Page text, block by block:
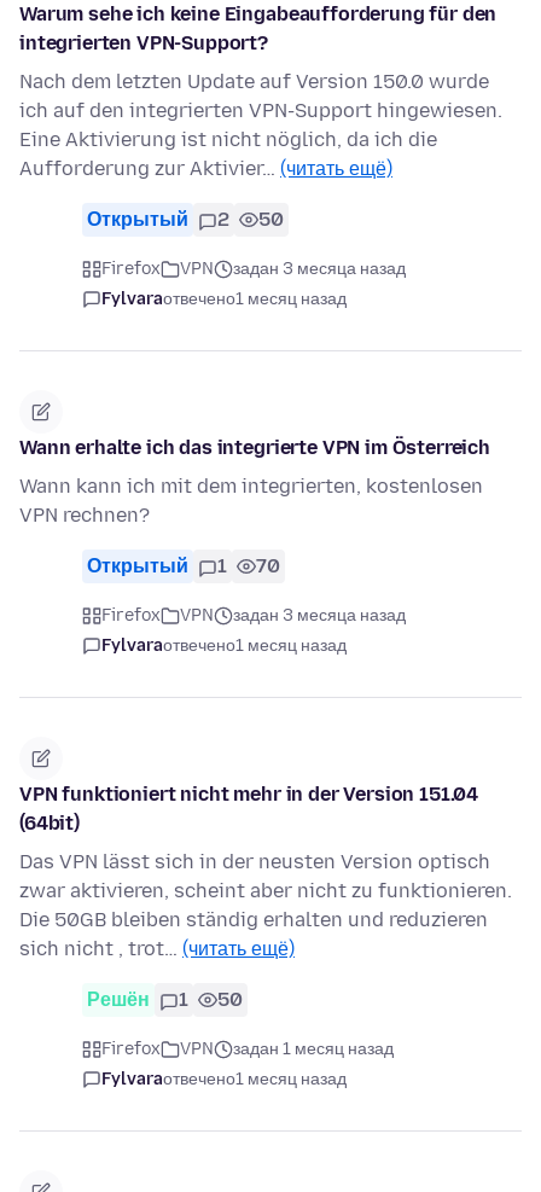
Warum sehe ich keine Eingabeaufforderung für den
integrierten VPN-Support?
Nach dem letzten Update auf Version 150.0 wurde
ich auf den integrierten VPN-Support hingewiesen.
Eine Aktivierung ist nicht nöglich, da ich die
Aufforderung zur Aktivier… (читать ещё)
Открытый 2 50
Firefox VPN
задан 3 месяца назад
Fylvaraотвечено1 месяц назад
Wann erhalte ich das integrierte VPN im Österreich
Wann kann ich mit dem integrierten, kostenlosen
VPN rechnen?
Открытый 1 70
Firefox VPN
задан 3 месяца назад
Fylvaraотвечено1 месяц назад
VPN funktioniert nicht mehr in der Version 151.04
(64bit)
Das VPN lässt sich in der neusten Version optisch
zwar aktivieren, scheint aber nicht zu funktionieren.
Die 50GB bleiben ständig erhalten und reduzieren
sich nicht , trot… (читать ещё)
Решён 1 50
Firefox VPN
задан 1 месяц назад
Fylvaraотвечено1 месяц назад